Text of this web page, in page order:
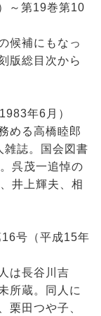
～第19巻第10
候補にもなっ
版総目次から
年6月）
める高橋睦郎
雑誌。国会図書
呉茂一追悼の
井上輝夫、相
16号（平成15年
は長谷川吉
所蔵。同人に
栗田つや子、